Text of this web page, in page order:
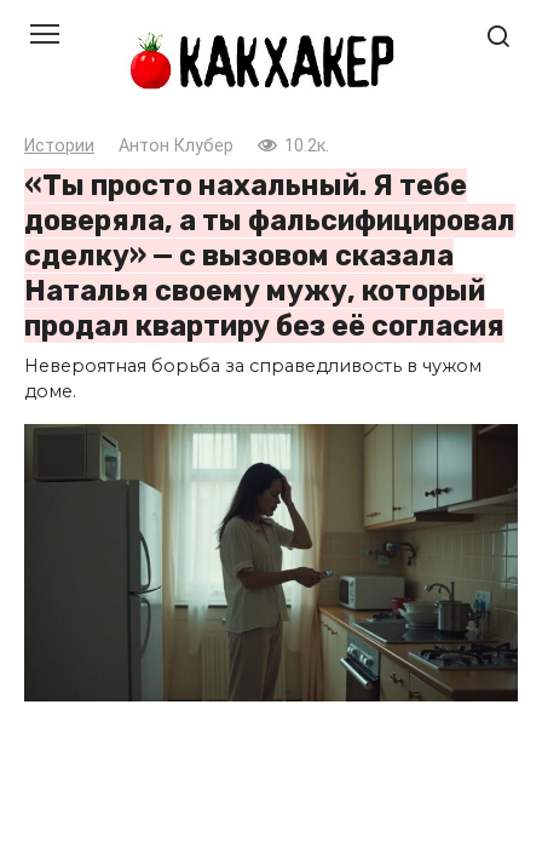
Истории Антон Клубер 10.2к.
«Ты просто нахальный. Я тебе
доверяла, а ты фальсифицировал
сделку» — с вызовом сказала
Наталья своему мужу, который
продал квартиру без её согласия
Невероятная борьба за справедливость в чужом
доме.